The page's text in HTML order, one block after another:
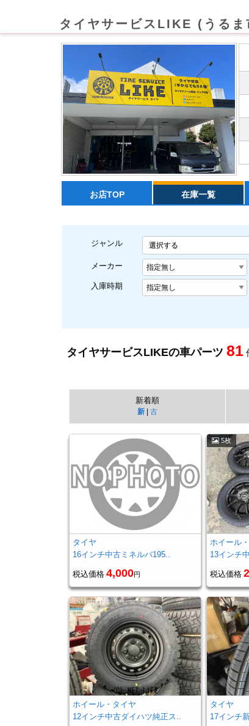
タイヤサービスLIKE (うるま
お店TOP 在庫一覧
ジャンル 選択する
メーカー
入庫時期
タイヤサービスLIKEの車パーツ 81
新着順
新 古
タイヤ
16インチ中古ミネルバ195..
税込価格 4,000円
5枚
ホイール
13インチ
税込価格
ホイール・タイヤ
12インチ中古ダイハツ純正ス..
タイヤ
17インチ